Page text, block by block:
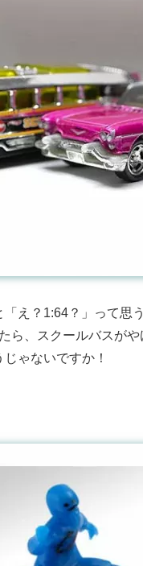
え？1:64？」って思
ら、スクールバスが
ゃないですか！